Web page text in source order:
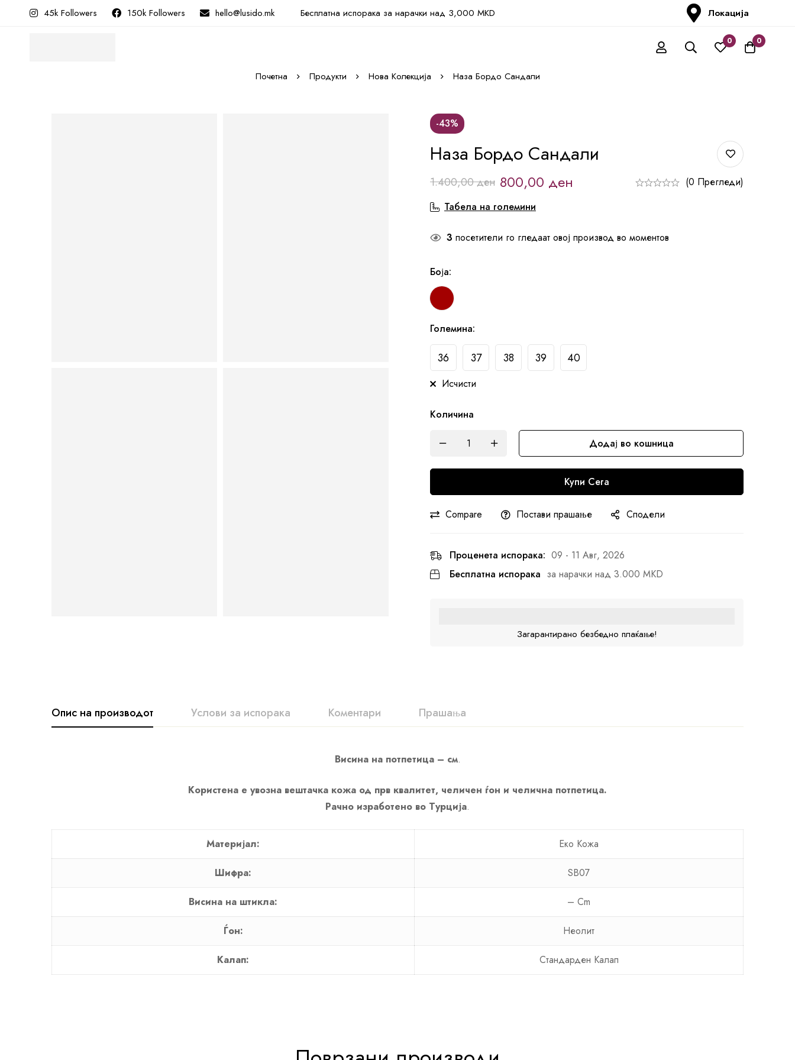
45k Followers 150k Followers hello@lusido.mk Бесплатна испорака за нарачки над 3,000 MKD Локација
0 0
Почетна Продукти Нова Колекција Наза Бордо Сандали
-43%
Наза Бордо Сандали
1.400,00ден 800,00 ден
(0 Прегледи)
Табела на големини
3 посетители го гледаат овој производ во моментов
Боја:
Големина:
36 37 38 39 40
Исчисти
Количина
Додај во кошница
Купи Сега
Compare Постави прашање Сподели
Проценета испорака: 09 - 11 Авг, 2026
Бесплатна испорака за нарачки над 3.000 MKD
Загарантирано безбедно плаќање!
Опис на производот Услови за испорака Коментари Прашања
Висина на потпетица – см.
Користена е увозна вештачка кожа од прв квалитет, челичен ѓон и челична потпетица.
Рачно изработено во Турција.
Материјал: Еко Кожа
Шифра: SB07
Висина на штикла: – Cm
Ѓон: Неолит
Калап: Стандарден Калап